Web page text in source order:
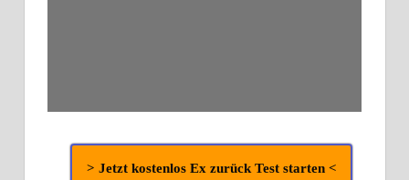
> Jetzt kostenlos Ex zurück Test starten <